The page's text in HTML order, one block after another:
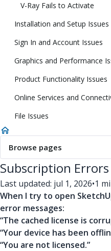
V-Ray Fails to Activate
Installation and Setup Issues
Sign In and Account Issues
Graphics and Performance
Product Functionality Issues
Online Services and
File Issues
Browse pages
Subscription Errors
Last updated: jul 1, 2026•1
When I try to open
error messages:
“The cached license is
“Your device has been
“You are not licensed.”